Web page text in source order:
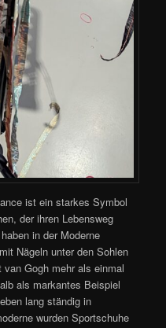
ist ein starkes Symbol
der ihren Lebensweg
in der Moderne
Nägeln unter den Sohlen
Gogh mehr als einmal
als markantes Beispiel
lang ständig in
wurden Sportschuhe